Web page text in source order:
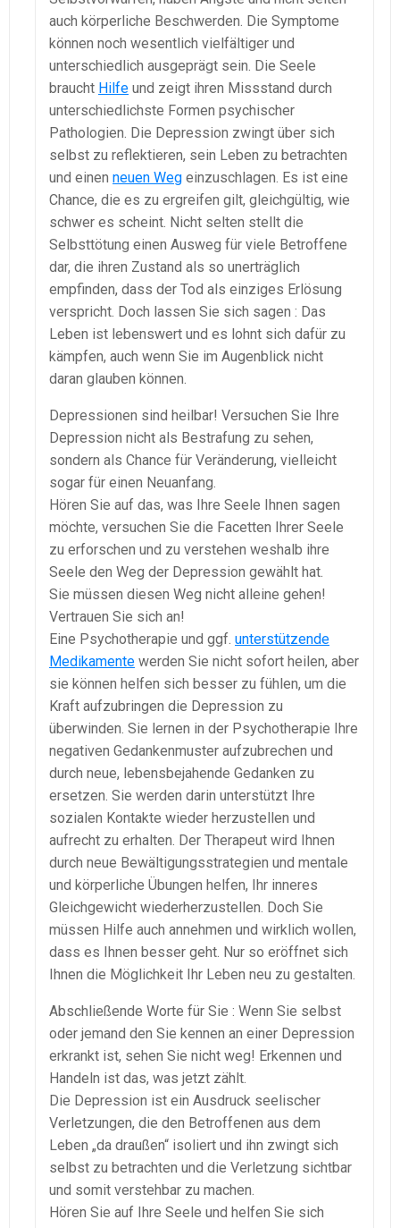
auch körperliche Beschwerden. Die Symptome
können noch wesentlich vielfältiger und
unterschiedlich ausgeprägt sein. Die Seele
braucht Hilfe und zeigt ihren Missstand durch
unterschiedlichste Formen psychischer
Pathologien. Die Depression zwingt über sich
selbst zu reflektieren, sein Leben zu betrachten
und einen neuen Weg einzuschlagen. Es ist eine
Chance, die es zu ergreifen gilt, gleichgültig, wie
schwer es scheint. Nicht selten stellt die
Selbsttötung einen Ausweg für viele Betroffene
dar, die ihren Zustand als so unerträglich
empfinden, dass der Tod als einziges Erlösung
verspricht. Doch lassen Sie sich sagen : Das
Leben ist lebenswert und es lohnt sich dafür zu
kämpfen, auch wenn Sie im Augenblick nicht
daran glauben können.
Depressionen sind heilbar! Versuchen Sie Ihre
Depression nicht als Bestrafung zu sehen,
sondern als Chance für Veränderung, vielleicht
sogar für einen Neuanfang.
Hören Sie auf das, was Ihre Seele Ihnen sagen
möchte, versuchen Sie die Facetten Ihrer Seele
zu erforschen und zu verstehen weshalb ihre
Seele den Weg der Depression gewählt hat.
Sie müssen diesen Weg nicht alleine gehen!
Vertrauen Sie sich an!
Eine Psychotherapie und ggf. unterstützende
Medikamente werden Sie nicht sofort heilen, aber
sie können helfen sich besser zu fühlen, um die
Kraft aufzubringen die Depression zu
überwinden. Sie lernen in der Psychotherapie Ihre
negativen Gedankenmuster aufzubrechen und
durch neue, lebensbejahende Gedanken zu
ersetzen. Sie werden darin unterstützt Ihre
sozialen Kontakte wieder herzustellen und
aufrecht zu erhalten. Der Therapeut wird Ihnen
durch neue Bewältigungsstrategien und mentale
und körperliche Übungen helfen, Ihr inneres
Gleichgewicht wiederherzustellen. Doch Sie
müssen Hilfe auch annehmen und wirklich wollen,
dass es Ihnen besser geht. Nur so eröffnet sich
Ihnen die Möglichkeit Ihr Leben neu zu gestalten.
Abschließende Worte für Sie : Wenn Sie selbst
oder jemand den Sie kennen an einer Depression
erkrankt ist, sehen Sie nicht weg! Erkennen und
Handeln ist das, was jetzt zählt.
Die Depression ist ein Ausdruck seelischer
Verletzungen, die den Betroffenen aus dem
Leben „da draußen“ isoliert und ihn zwingt sich
selbst zu betrachten und die Verletzung sichtbar
und somit verstehbar zu machen.
Hören Sie auf Ihre Seele und helfen Sie sich